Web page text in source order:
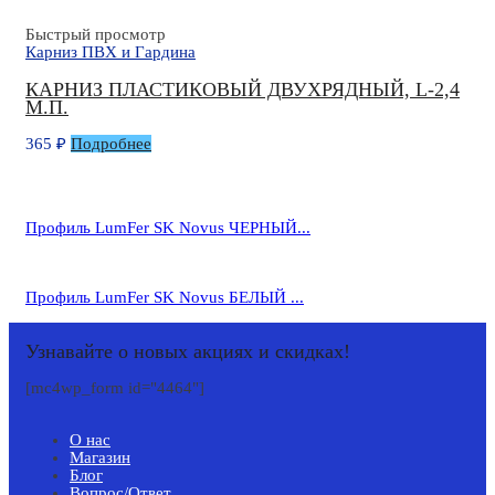
Быстрый просмотр
Карниз ПВХ и Гардина
КАРНИЗ ПЛАСТИКОВЫЙ ДВУХРЯДНЫЙ, L-2,4
М.П.
365 ₽ Подробнее
Профиль LumFer SK Novus ЧЕРНЫЙ...
Профиль LumFer SK Novus БЕЛЫЙ ...
Узнавайте о новых акциях и скидках!
[mc4wp_form id="4464"]
О нас
Магазин
Блог